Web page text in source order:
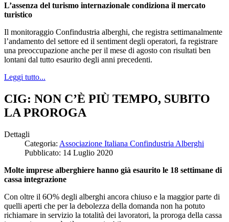
L’assenza del turismo internazionale condiziona il mercato
turistico
Il monitoraggio Confindustria alberghi, che registra settimanalmente
l’andamento del settore ed il sentiment degli operatori, fa registrare
una preoccupazione anche per il mese di agosto con risultati ben
lontani dal tutto esaurito degli anni precedenti.
Leggi tutto...
CIG: NON C’È PIÙ TEMPO, SUBITO
LA PROROGA
Dettagli
Categoria: Associazione Italiana Confindustria Alberghi
Pubblicato: 14 Luglio 2020
Molte imprese alberghiere hanno già esaurito le 18 settimane di
cassa integrazione
Con oltre il 6O% degli alberghi ancora chiuso e la maggior parte di
quelli aperti che per la debolezza della domanda non ha potuto
richiamare in servizio la totalità dei lavoratori, la proroga della cassa